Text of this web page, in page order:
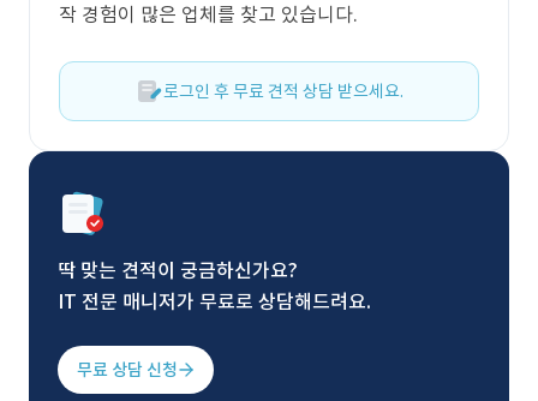
작 경험이 많은 업체를 찾고 있습니다.
로그인 후 무료 견적 상담 받으세요.
딱 맞는 견적이 궁금하신가요?
IT 전문 매니저가 무료로 상담해드려요.
무료 상담 신청